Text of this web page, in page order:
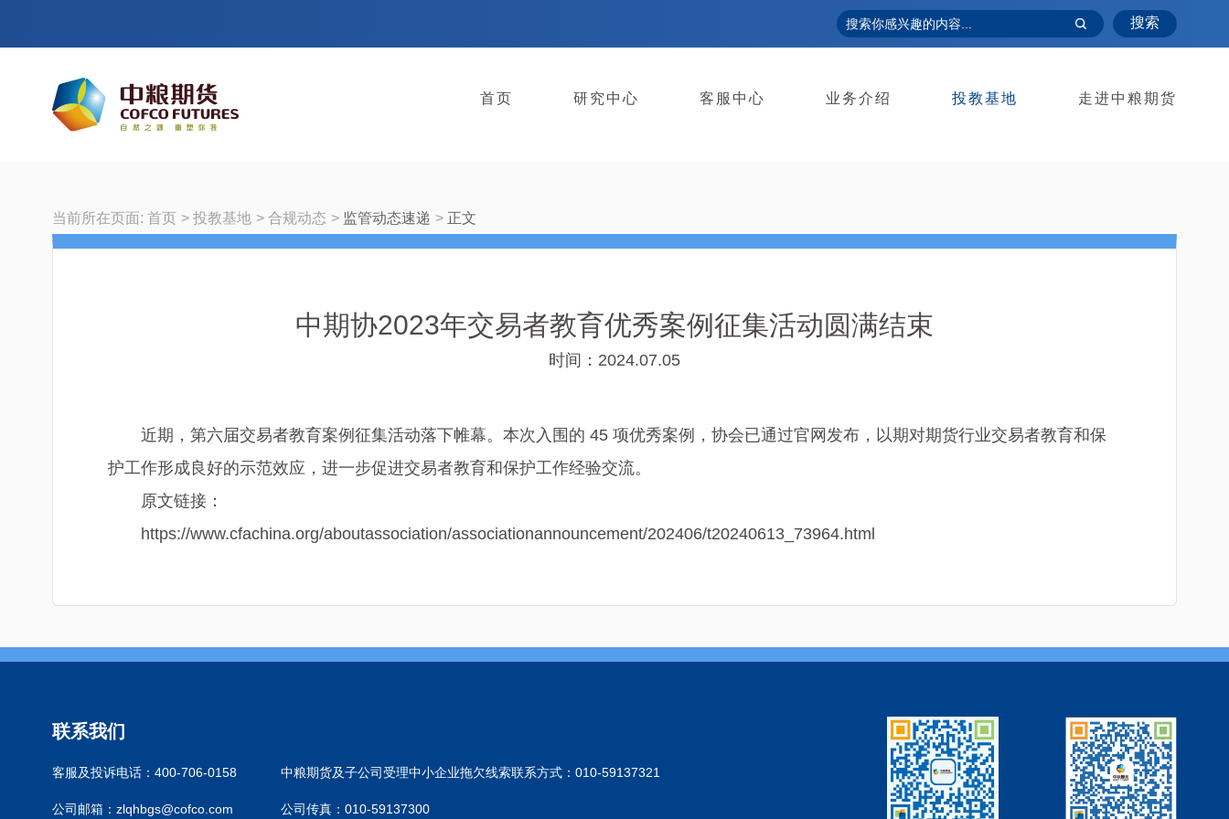
搜索
首页 研究中心 客服中心 业务介绍 投教基地 走进中粮期货
当前所在页面: 首页 投教基地 合规动态 监管动态速递 正文
中期协2023年交易者教育优秀案例征集活动圆满结束
时间：2024.07.05
近期，第六届交易者教育案例征集活动落下帷幕。本次入围的 45 项优秀案例，协会已通过官网发布，以期对期货行业交易者教育和保
护工作形成良好的示范效应，进一步促进交易者教育和保护工作经验交流。
原文链接：
https://www.cfachina.org/aboutassociation/associationannouncement/202406/t20240613_73964.html
联系我们
客服及投诉电话：400-706-0158 中粮期货及子公司受理中小企业拖欠线索联系方式：010-59137321
公司邮箱：zlqhbgs@cofco.com 公司传真：010-59137300